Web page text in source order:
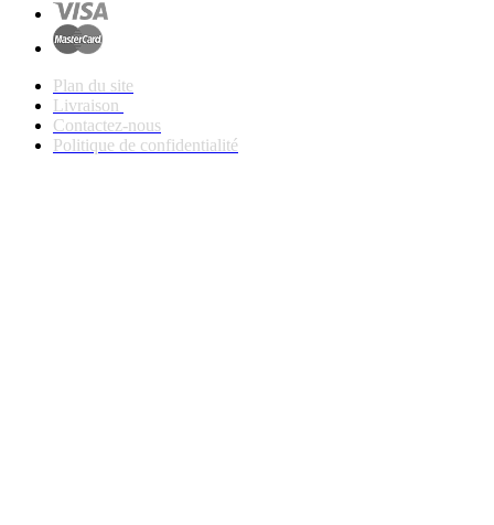
Plan du site
Livraison
Contactez-nous
Politique de confidentialité